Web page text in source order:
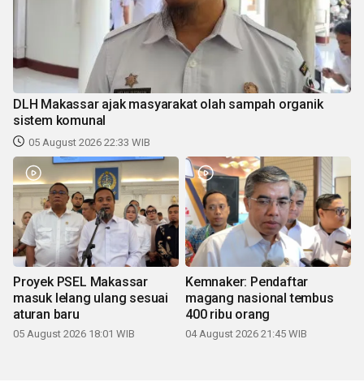
DLH Makassar ajak masyarakat olah sampah organik
sistem komunal
05 August 2026 22:33 WIB
Proyek PSEL Makassar
masuk lelang ulang sesuai
aturan baru
05 August 2026 18:01 WIB
Kemnaker: Pendaftar
magang nasional tembus
400 ribu orang
04 August 2026 21:45 WIB